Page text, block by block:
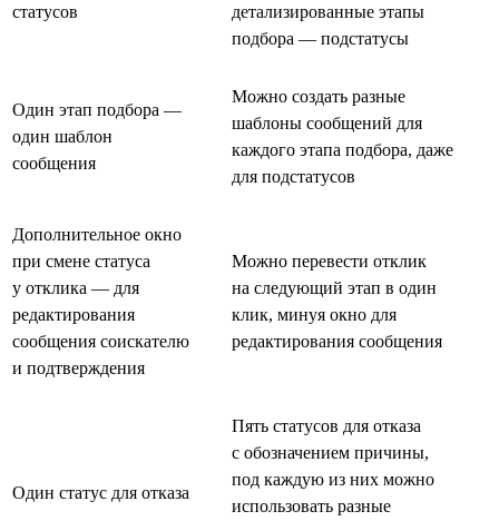
статусов
детализированные этапы
подбора — подстатусы
Один этап подбора —
один шаблон
сообщения
Можно создать разные
шаблоны сообщений для
каждого этапа подбора, даже
для подстатусов
Дополнительное окно
при смене статуса
у отклика — для
редактирования
сообщения соискателю
и подтверждения
Можно перевести отклик
на следующий этап в один
клик, минуя окно для
редактирования сообщения
Один статус для отказа
Пять статусов для отказа
с обозначением причины,
под каждую из них можно
использовать разные